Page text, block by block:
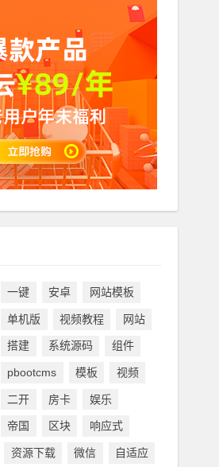
一键 安卓 网站模板
单机版 视频教程 网站
搭建 系统源码 组件
pbootcms 模板 视频
二开 房卡 娱乐
帝国 区块 响应式
资源下载 微信 自适应